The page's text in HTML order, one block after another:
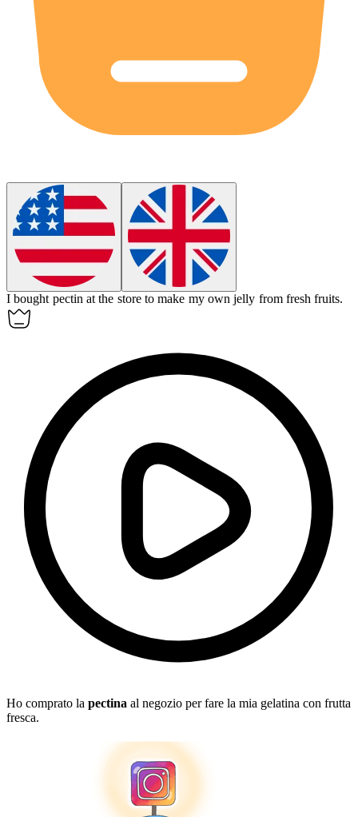
I bought pectin at the store to make my own jelly from fresh fruits.
Ho comprato la pectina al negozio per fare la mia gelatina con frutta
fresca.